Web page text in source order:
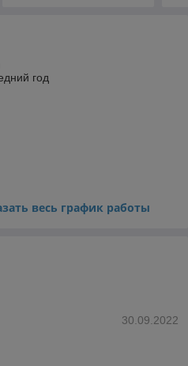
год
весь график работы
30.09.2022